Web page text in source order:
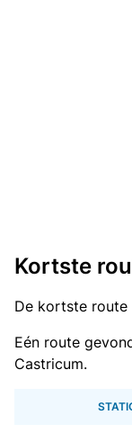
Kortste
De kortste route
Eén route
Castricum.